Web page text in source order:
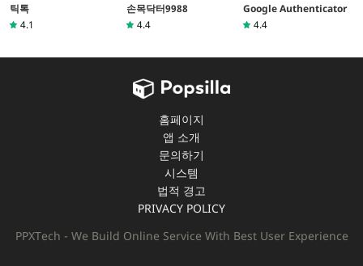
틱톡
4.1
손목닥터9988
4.4
Google Authenticator
4.4
홈페이지
앱 소개
문의하기
시스템
법적 경고
PRIVACY POLICY
PPXTech - We Build Online Service With Best User Experience